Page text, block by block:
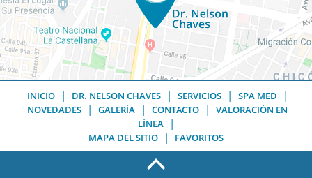
INICIO | DR. NELSON CHAVES | SERVICIOS | SPA MED |
NOVEDADES | GALERÍA | CONTACTO |
VALORACIÓN EN
LÍNEA
|
MAPA DEL SITIO | FAVORITOS